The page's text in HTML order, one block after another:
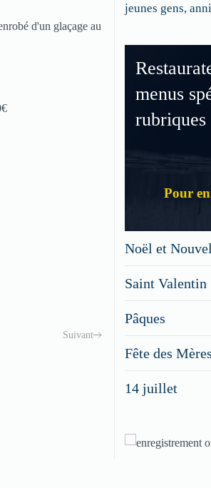
d'un glaçage au
Suivant
jeunes gens,
menus
rubriques
Pour
Noël et
Saint Valentin
Pâques
Fête des Mères
14 juillet